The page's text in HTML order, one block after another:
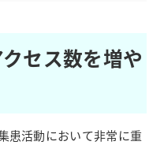
セス数を増や
患活動において非常に重